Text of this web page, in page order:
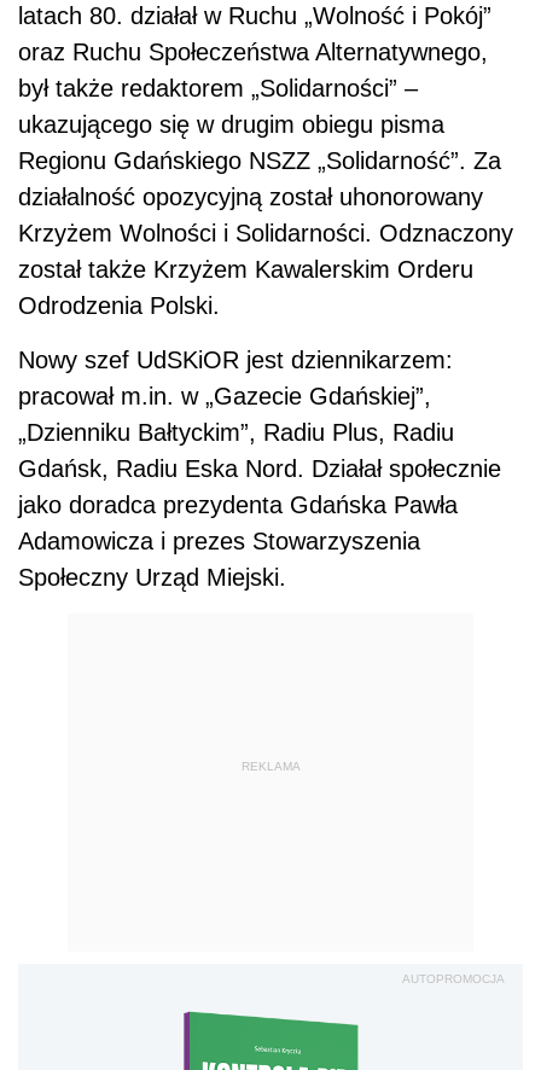
latach 80. działał w Ruchu „Wolność i Pokój”
oraz Ruchu Społeczeństwa Alternatywnego,
był także redaktorem „Solidarności” –
ukazującego się w drugim obiegu pisma
Regionu Gdańskiego NSZZ „Solidarność”. Za
działalność opozycyjną został uhonorowany
Krzyżem Wolności i Solidarności. Odznaczony
został także Krzyżem Kawalerskim Orderu
Odrodzenia Polski.
Nowy szef UdSKiOR jest dziennikarzem:
pracował m.in. w „Gazecie Gdańskiej”,
„Dzienniku Bałtyckim”, Radiu Plus, Radiu
Gdańsk, Radiu Eska Nord. Działał społecznie
jako doradca prezydenta Gdańska Pawła
Adamowicza i prezes Stowarzyszenia
Społeczny Urząd Miejski.
REKLAMA
AUTOPROMOCJA